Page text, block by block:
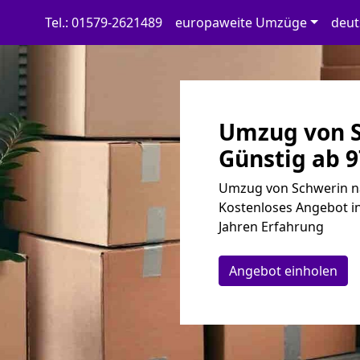
Tel.: 01579-2621489 europaweite Umzüge
Umzug von
Günstig ab
Umzug von Schwerin
Kostenloses Angebot
Jahren Erfahrung
Angebot einholen